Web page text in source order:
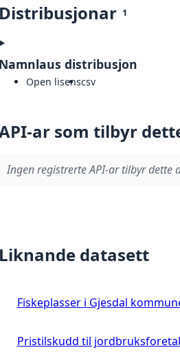
Distribusjonar 1
Namnlaus distribusjon
Open lisenscsv
ar som tilbyr
Ingen registrerte API-ar tilbyr dette
Liknande datasett
Fiskeplasser i Gjesdal
Pristilskudd til